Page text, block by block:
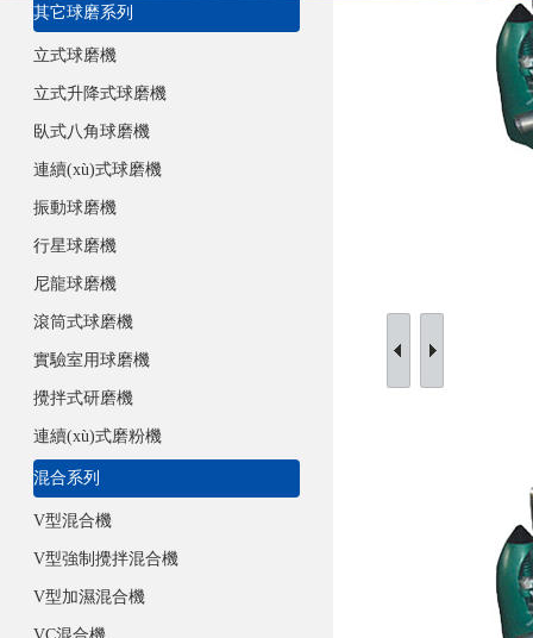
其它球磨系列
立式球磨機
立式升降式球磨機
臥式八角球磨機
連續(xù)式球磨機
振動球磨機
行星球磨機
尼龍球磨機
滾筒式球磨機
實驗室用球磨機
攪拌式研磨機
連續(xù)式磨粉機
混合系列
V型混合機
V型強制攪拌混合機
V型加濕混合機